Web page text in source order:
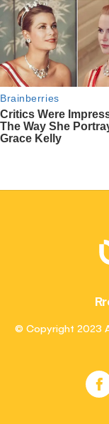
© Copyright 2023